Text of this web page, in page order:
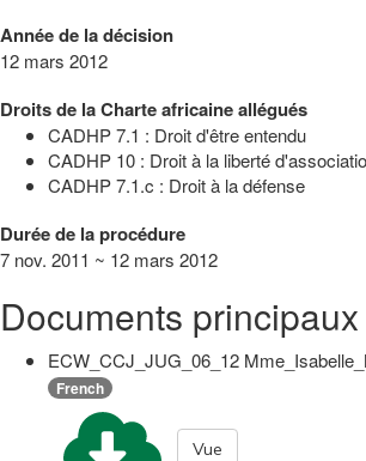
Année de la décision
12 mars 2012
Droits de la Charte africaine allégués
CADHP 7.1 : Droit d'être entendu
CADHP 10 : Droit à la liberté
CADHP 7.1.c : Droit à la défense
Durée de la procédure
7 nov. 2011 ~ 12 mars 2012
Documents principaux
ECW_CCJ_JUG_06_12
French
Vue